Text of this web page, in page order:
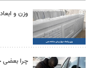
وزن و
چرا بعضی